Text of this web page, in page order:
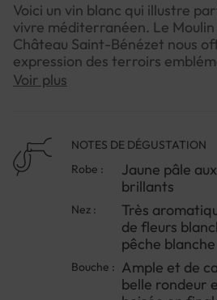
Voici un vin blanc qui illustre
vivre méditerranéen. Le
Château Saint-Bénézet nous
expression des terroirs
Costières de Nîmes, où les
appréciable qui nous
sous le soleil provençal. Les
parti des brises marines qui
l'après-midi, apportant cette
fait la signature de
immédiat qui saura aussi bien
l'apéritif qu'à table. Son
belle structure en font un
découvrir ou redécouvrir les
Voir plus
NOTES DE DÉGUSTATION
Robe :
Jaune pâle
brillants
Nez :
Très
de fleurs
pêche blanche
Bouche : Ample et de
belle rondeur